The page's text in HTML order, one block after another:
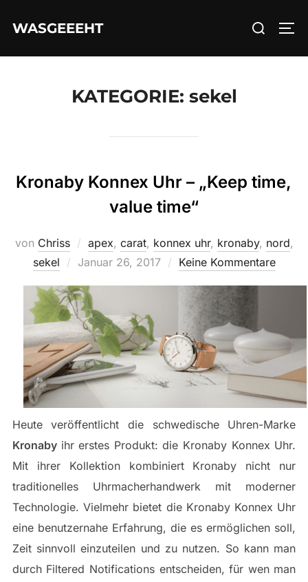
InhaltWASGEEEHT
Suchen
KATEGORIE: sekel
Kronaby Konnex Uhr – „Keep time,
value time“
von Chriss apex, carat, konnex uhr, kronaby, nord,
sekel
Veröffentlicht
Januar 26, 2017 Keine Kommentare
Heute veröffentlicht die schwedische Uhren-Marke
Kronaby ihr erstes Produkt: die Kronaby Konnex Uhr.
Mit ihrer Kollektion kombiniert Kronaby nicht nur
traditionelles Uhrmacherhandwerk mit moderner
Technologie. Vielmehr bietet die Kronaby Konnex Uhr
eine benutzernahe Erfahrung, die es ermöglichen soll,
Zeit sinnvoll einzuteilen und zu nutzen. So kann man
durch Filtered Notifications entscheiden, für wen man